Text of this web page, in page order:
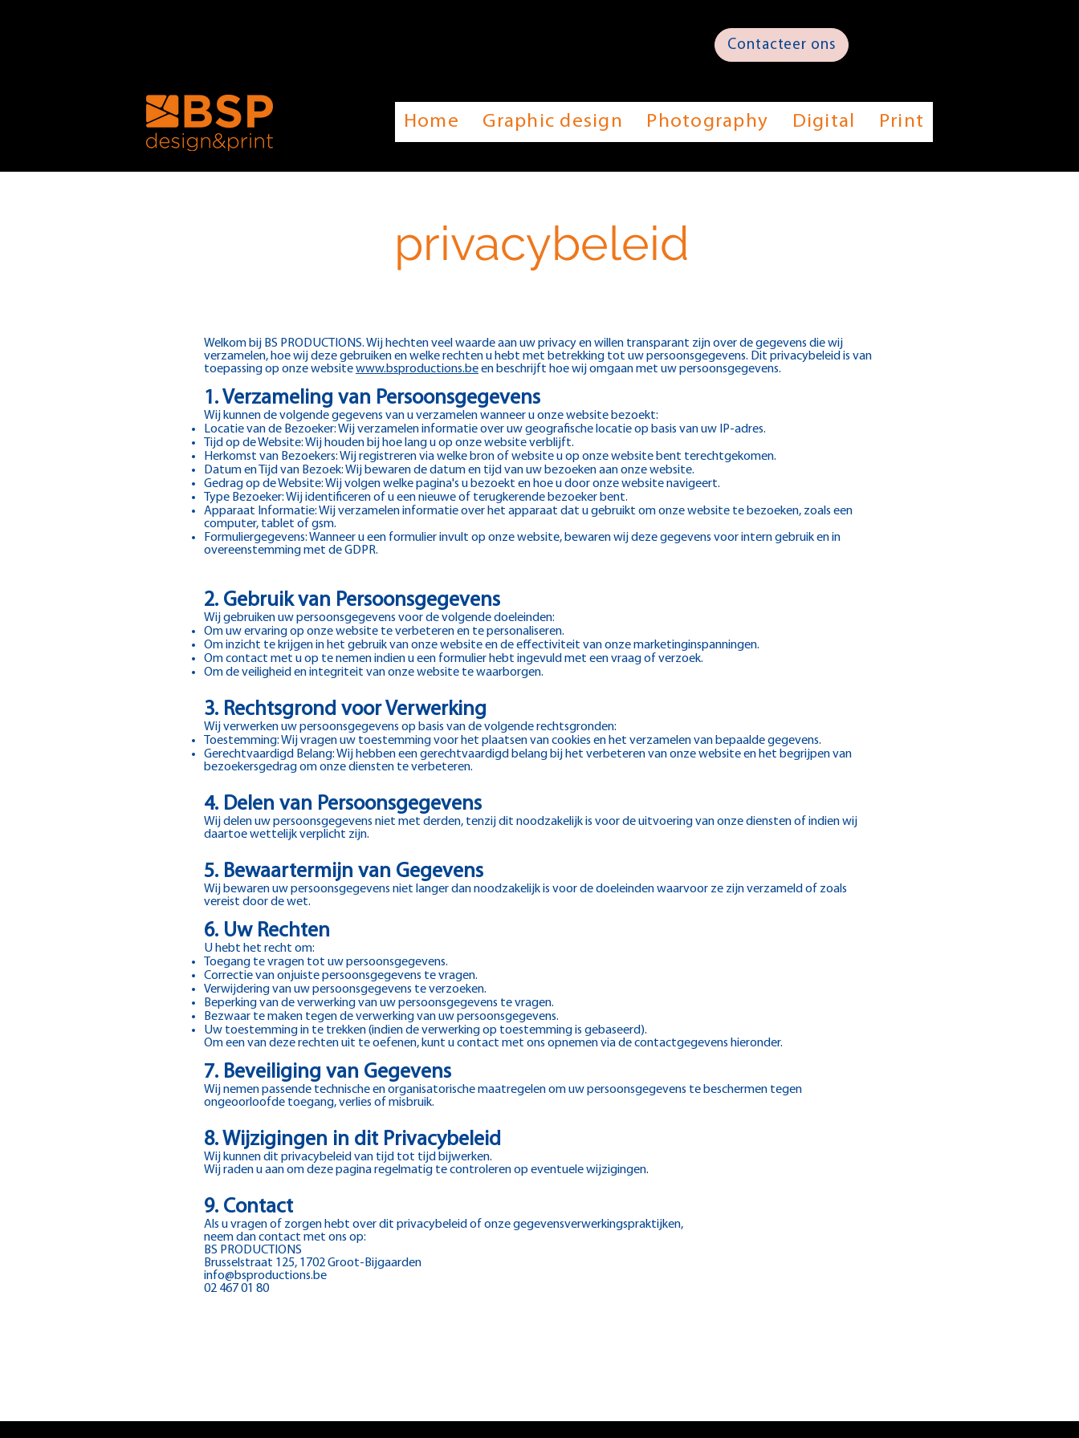
Contacteer ons
Home Graphic design Photography Digital Print
privacybeleid
Welkom bij BS PRODUCTIONS. Wij hechten veel waarde aan uw privacy en willen transparant zijn over de gegevens die wij
verzamelen, hoe wij deze gebruiken en welke rechten u hebt met betrekking tot uw persoonsgegevens. Dit privacybeleid is van
toepassing op onze websitewww.bsproductions.been beschrijft hoe wij omgaan met uw persoonsgegevens.
1. Verzameling van Persoonsgegevens
Wij kunnen de volgende gegevens van u verzamelen wanneer u onze website bezoekt:
Locatie van de Bezoeker: Wij verzamelen informatie over uw geografische locatie op basis van uw IP-adres.
Tijd op de Website: Wij houden bij hoe lang u op onze website verblijft.
Herkomst van Bezoekers: Wij registreren via welke bron of website u op onze website bent terechtgekomen.
Datum en Tijd van Bezoek: Wij bewaren de datum en tijd van uw bezoeken aan onze website.
Gedrag op de Website: Wij volgen welke pagina's u bezoekt en hoe u door onze website navigeert.
Type Bezoeker: Wij identificeren of u een nieuwe of terugkerende bezoeker bent.
Apparaat Informatie: Wij verzamelen informatie over het apparaat dat u gebruikt om onze website te bezoeken, zoals een
computer, tablet of gsm.
Formuliergegevens: Wanneer u een formulier invult op onze website, bewaren wij deze gegevens voor intern gebruik en in
overeenstemming met de GDPR.
2. Gebruik van Persoonsgegevens
Wij gebruiken uw persoonsgegevens voor de volgende doeleinden:
Om uw ervaring op onze website te verbeteren en te personaliseren.
Om inzicht te krijgen in het gebruik van onze website en de effectiviteit van onze marketinginspanningen.
Om contact met u op te nemen indien u een formulier hebt ingevuld met een vraag of verzoek.
Om de veiligheid en integriteit van onze website te waarborgen.
3. Rechtsgrond voor Verwerking
Wij verwerken uw persoonsgegevens op basis van de volgende rechtsgronden:
Toestemming: Wij vragen uw toestemming voor het plaatsen van cookies en het verzamelen van bepaalde gegevens.
Gerechtvaardigd Belang: Wij hebben een gerechtvaardigd belang bij het verbeteren van onze website en het begrijpen van
bezoekersgedrag om onze diensten te verbeteren.
4. Delen van Persoonsgegevens
Wij delen uw persoonsgegevens niet met derden, tenzij dit noodzakelijk is voor de uitvoering van onze diensten of indien wij
daartoe wettelijk verplicht zijn.
5. Bewaartermijn van Gegevens
Wij bewaren uw persoonsgegevens niet langer dan noodzakelijk is voor de doeleinden waarvoor ze zijn verzameld of zoals
vereist door de wet.
6. Uw Rechten
U hebt het recht om:
Toegang te vragen tot uw persoonsgegevens.
Correctie van onjuiste persoonsgegevens te vragen.
Verwijdering van uw persoonsgegevens te verzoeken.
Beperking van de verwerking van uw persoonsgegevens te vragen.
Bezwaar te maken tegen de verwerking van uw persoonsgegevens.
Uw toestemming in te trekken (indien de verwerking op toestemming is gebaseerd).
Om een van deze rechten uit te oefenen, kunt u contact met ons opnemen via de contactgegevens hieronder.
7. Beveiliging van Gegevens
Wij nemen passende technische en organisatorische maatregelen om uw persoonsgegevens te beschermen tegen
ongeoorloofde toegang, verlies of misbruik.
8. Wijzigingen in dit Privacybeleid
Wij kunnen dit privacybeleid van tijd tot tijd bijwerken.
Wij raden u aan om deze pagina regelmatig te controleren op eventuele wijzigingen.
9. Contact
Als u vragen of zorgen hebt over dit privacybeleid of onze gegevensverwerkingspraktijken,
neem dan contact met ons op:
BS PRODUCTIONS
Brusselstraat 125, 1702 Groot-Bijgaarden
info@bsproductions.be
02 467 01 80